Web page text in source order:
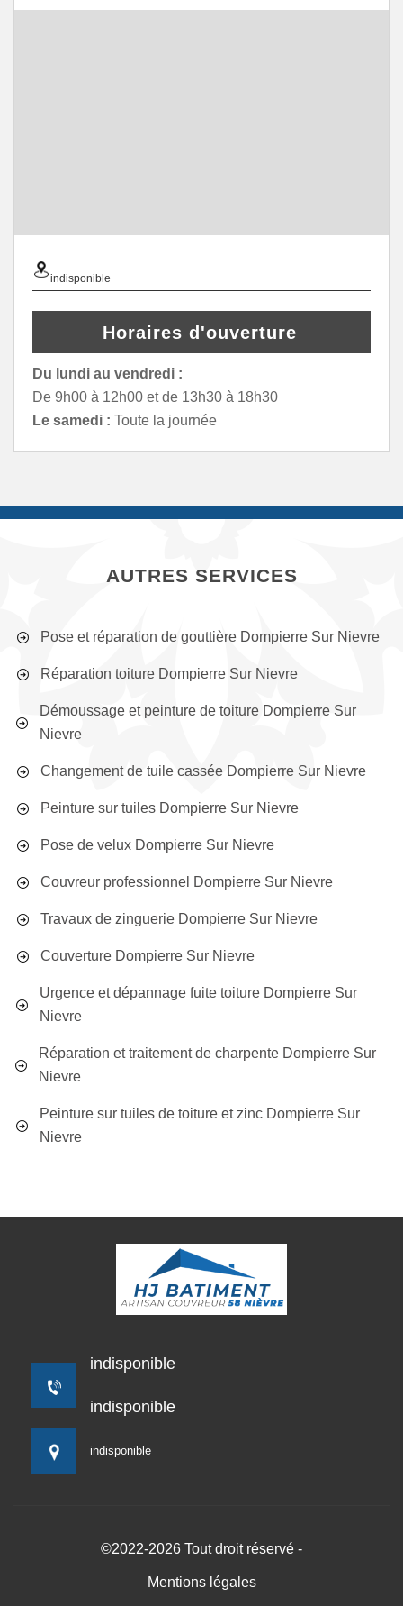
indisponible
Horaires d'ouverture
Du lundi au vendredi :
De 9h00 à 12h00 et de 13h30 à 18h30
Le samedi : Toute la journée
AUTRES SERVICES
Pose et réparation de gouttière Dompierre Sur Nievre
Réparation toiture Dompierre Sur Nievre
Démoussage et peinture de toiture Dompierre Sur
Nievre
Changement de tuile cassée Dompierre Sur Nievre
Peinture sur tuiles Dompierre Sur Nievre
Pose de velux Dompierre Sur Nievre
Couvreur professionnel Dompierre Sur Nievre
Travaux de zinguerie Dompierre Sur Nievre
Couverture Dompierre Sur Nievre
Urgence et dépannage fuite toiture Dompierre Sur
Nievre
Réparation et traitement de charpente Dompierre Sur
Nievre
Peinture sur tuiles de toiture et zinc Dompierre Sur
Nievre
indisponible
indisponible
indisponible
©2022-2026 Tout droit réservé -
Mentions légales